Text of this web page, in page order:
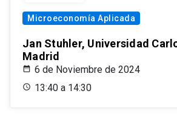
Microeconomía Aplicada
Jan Stuhler, Universidad
Madrid
6 de Noviembre de 2024
13:40 a 14:30